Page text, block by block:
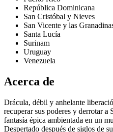
República Dominicana
San Cristóbal y Nieves
San Vicente y las
Santa Lucía
Surinam
Uruguay
Venezuela
Acerca de
Drácula, débil y anhelante
recuperar sus poderes y derrotar a
fantasía épica ambientada en un
Despertado después de siglos de